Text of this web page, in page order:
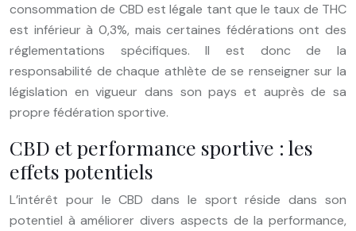
consommation de CBD est légale tant que le taux de THC
est inférieur à 0,3%, mais certaines fédérations ont des
réglementations spécifiques. Il est donc de la
responsabilité de chaque athlète de se renseigner sur la
législation en vigueur dans son pays et auprès de sa
propre fédération sportive.
CBD et performance sportive : les
effets potentiels
L’intérêt pour le CBD dans le sport réside dans son
potentiel à améliorer divers aspects de la performance,